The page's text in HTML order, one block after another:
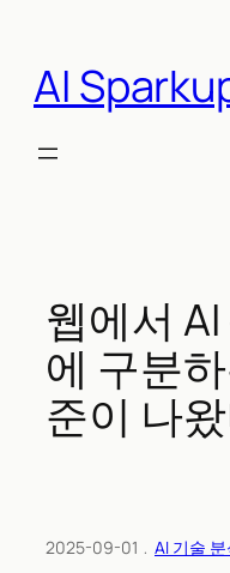
AI
웹에서
에 구분
준이 나
2025-09-01 ﹒ AI 기술 분